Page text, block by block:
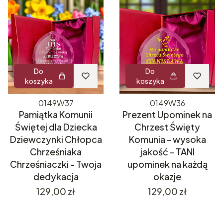
Do
koszyka
0149W37
Pamiątka Komunii
Świętej dla Dziecka
Dziewczynki Chłopca
Chrześniaka
Chrześniaczki - Twoja
dedykacja
Cena
129,00 zł
Do
koszyka
0149W36
Prezent Upominek na
Chrzest Święty
Komunia - wysoka
jakość - TANI
upominek na każdą
okazje
Cena
129,00 zł